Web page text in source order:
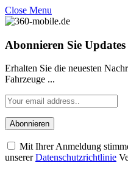
Close Menu
Abonnieren Sie Updates
Erhalten Sie die neuesten
Fahrzeuge ...
Mit Ihrer Anmeldung
unsererDatenschutzrichtlinie